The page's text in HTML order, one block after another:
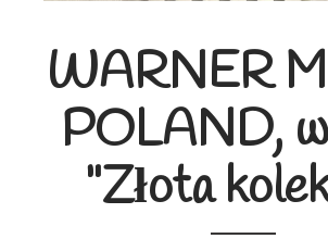
WARNER
POLAND,
"Złota